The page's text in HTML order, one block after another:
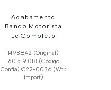
Acabamento
Banco Motorista
Le Completo
1498842 (Original)
60.5.9.018 (Código
Confia) C22-0036 (Wtk
Import)